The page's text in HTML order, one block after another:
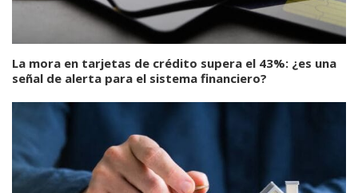
La mora en tarjetas de crédito supera el 43%: ¿es una
señal de alerta para el sistema financiero?